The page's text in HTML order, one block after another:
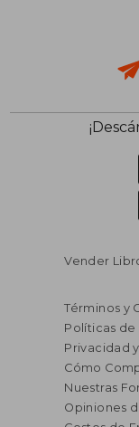
Vender
Términos y
Políticas
Privacidad
Cómo
Nuestras
Opiniones